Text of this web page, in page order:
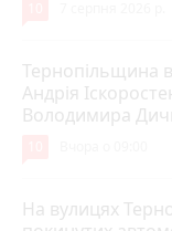
Тернопільщина
Андрія
Володимира
На вулицях